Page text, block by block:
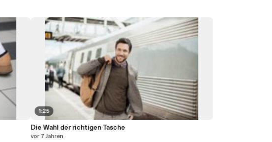
1:25
Die Wahl der richtigen Tasche
vor 7 Jahren